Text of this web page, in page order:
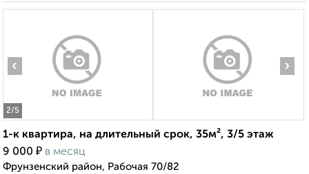
2/5
‹ ›
1-к квартира, на длительный срок, 35м², 3/5 этаж
9 000 ₽ в месяц
Фрунзенский район, Рабочая 70/82